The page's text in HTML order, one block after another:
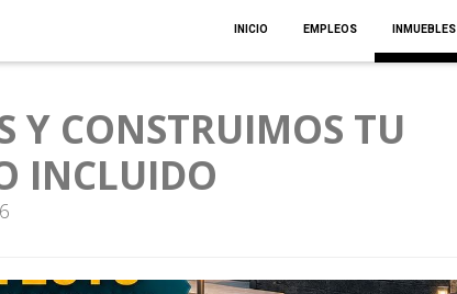
INICIO EMPLEOS INMUEBLES
Y CONSTRUIMOS TU
INCLUIDO